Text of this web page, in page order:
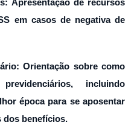
Apresentação de recursos
em casos de negativa de
Orientação sobre como
incluindo
época para se aposentar
dos benefícios.